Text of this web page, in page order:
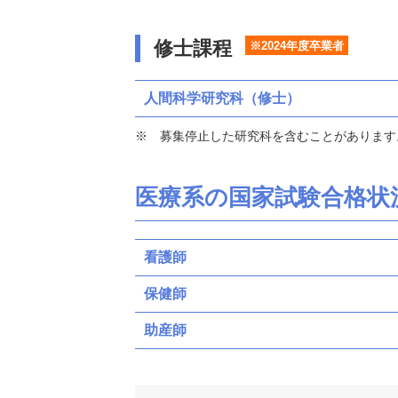
修士課程 ※2024年度卒業者
人間科学研究科（修士）
募集停止した研究科を含むことがありま
医療系の国家試験合格状
看護師
保健師
助産師